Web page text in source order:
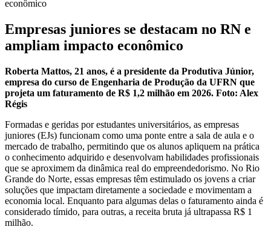
Empresas juniores se destacam no RN e
ampliam impacto econômico
Roberta Mattos, 21 anos, é a presidente da Produtiva Júnior,
empresa do curso de Engenharia de Produção da UFRN que
projeta um faturamento de R$ 1,2 milhão em 2026. Foto: Alex
Régis
Formadas e geridas por estudantes universitários, as empresas
juniores (EJs) funcionam como uma ponte entre a sala de aula e o
mercado de trabalho, permitindo que os alunos apliquem na prática
o conhecimento adquirido e desenvolvam habilidades profissionais
que se aproximem da dinâmica real do empreendedorismo. No Rio
Grande do Norte, essas empresas têm estimulado os jovens a criar
soluções que impactam diretamente a sociedade e movimentam a
economia local. Enquanto para algumas delas o faturamento ainda é
considerado tímido, para outras, a receita bruta já ultrapassa R$ 1
milhão.